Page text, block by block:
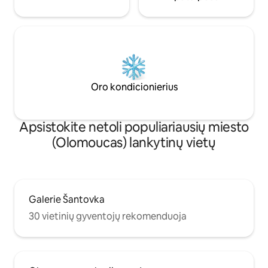
Oro kondicionierius
Apsistokite netoli populiariausių miesto
(Olomoucas) lankytinų vietų
Galerie Šantovka
30 vietinių gyventojų rekomenduoja